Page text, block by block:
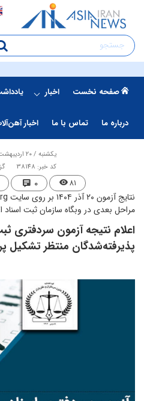
صفحه نخست اخبار
درباره ما تماس با ما اخبار
یکشنبه / ۲۰ اردیبهشت ۱۴۰۵ / ۱۹:۲۹
کد خبر: 38148
۸۱ ۰
مراحل بعدی در وبگاه سازمان ثبت اسناد
اعلام نتیجه آزمون سردفتری
پذیرفته‌شدگان منتظر تشکیل